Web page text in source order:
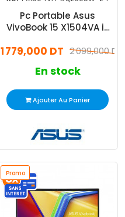
Pc Portable Asus
VivoBook 15 X1504VA i3
Windows 112 099,000 DT
1 779,000 DT
En stock
Ajouter Au Panier
Promo